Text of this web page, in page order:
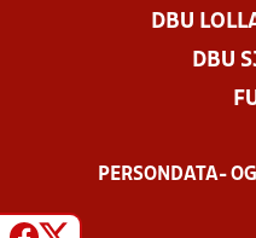
DBU
DBU
PERSONDATA-